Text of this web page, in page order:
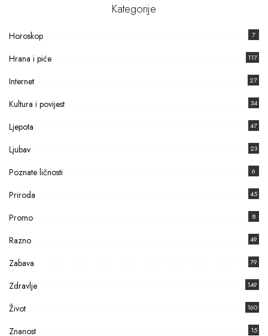
Kategorije
Horoskop 7
Hrana i piće 117
Internet 27
Kultura i povijest 34
Ljepota 47
Ljubav 23
Poznate ličnosti 6
Priroda 45
Promo 8
Razno 49
Zabava 79
Zdravlje 149
Život 160
Znanost 15